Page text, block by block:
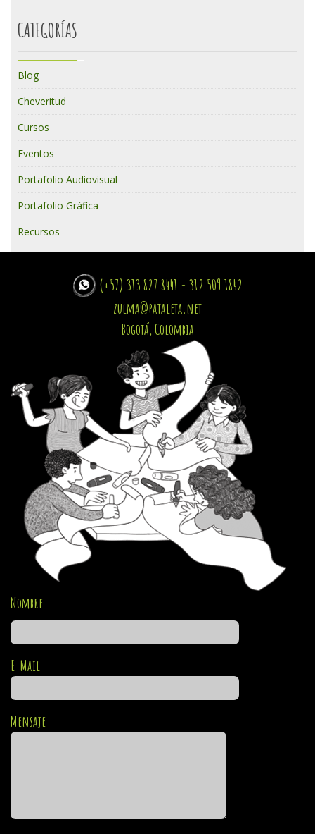
CATEGORÍAS
Blog
Cheveritud
Cursos
Eventos
Portafolio Audiovisual
Portafolio Gráfica
Recursos
(+57) 313 827 8441 - 312 509 1842
zulma@pataleta.net
Bogotá, Colombia
Nombre
E-Mail
Mensaje